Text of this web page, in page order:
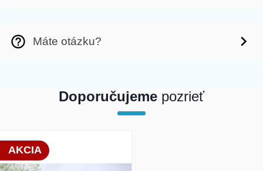
Máte otázku?
Doporučujeme pozrieť
AKCIA